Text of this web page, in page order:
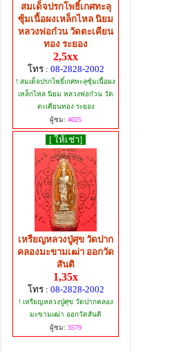
สมเด็จปรกโพธิ์เกศทะลุ
ซุ้มเนื้อผงเหล็กไหล นิยม
หลวงพ่อก๋วน วัดตะเคียน
ทอง ระยอง
2,5xx
โทร : 08-2828-2002
! สมเด็จปรกโพธิ์เกศทะลุซุ้มเนื้อผง
เหล็กไหล นิยม หลวงพ่อก๋วน วัด
ตะเคียนทอง ระยอง
ผู้ชม: 4025
[ ให้เช่า]
เหรียญหลวงปู่ศุข วัดปาก
คลองมะขามเฒ่า ออกวัด
สันติ
1,35x
โทร : 08-2828-2002
! เหรียญหลวงปู่ศุข วัดปากคลอง
มะขามเฒ่า ออกวัดสันติ
ผู้ชม: 3579